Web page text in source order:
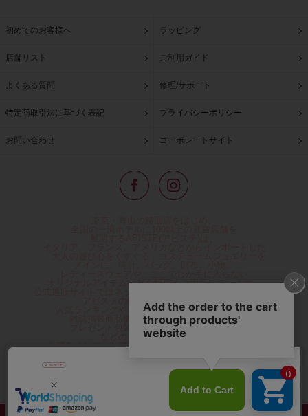
初めてのお客様へ ラッピング
店舗リスト ご利用ガイド
よくある質問 修理/サポート
特定商取引法に基づく表記 プライバシーポリシー
お問い合わせ コーポレートサイト
オリジナルアイテムなどを幅広くご用意しています。
アビステの幅広い商品を取り揃え、
人気ランキングやテレビなどメディア着用商品、
雑誌掲載商品情報を紹介するコンテンツ、
プレゼント包装無料や独自のポイント還元
などのサービスをご提供。
心躍るインポートアクセサリーや時計、小物などで、
夢やときめきを与えられるよう願っています。
◆ギフトラッピング無料/11,000円以上のご注文で送料無料◆